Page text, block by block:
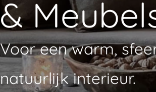
&
Voor een warm,
natuurlijk interieur.